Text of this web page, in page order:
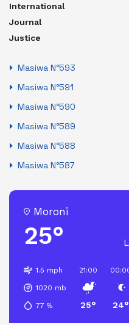
International
Journal
Justice
Masiwa N°593
Masiwa N°591
Masiwa N°590
Masiwa N°589
Masiwa N°588
Masiwa N°587
Moroni
25°
1.5 mph
1020 mb
77 %
21:00
25° 24°